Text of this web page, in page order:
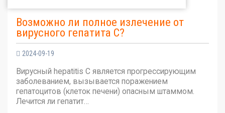
Возможно ли полное излечение от
вирусного гепатита С?
2024-09-19
Вирусный hepatitis C является прогрессирующим
заболеванием, вызывается поражением
гепатоцитов (клеток печени) опасным штаммом.
Лечится ли гепатит…